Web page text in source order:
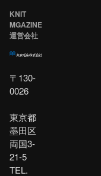
KNIT
MGAZINE
運営会社
〒130-
0026
東京都
墨田区
両国3-
21-5
TEL.